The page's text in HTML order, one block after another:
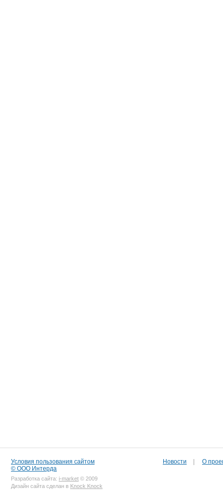
Условия пользования сайтом
© ООО Интерда
Разработка сайта: i-market © 2009
Дизайн сайта сделан в Knock Knock
Новости О